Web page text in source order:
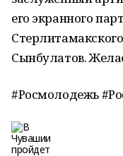
его экранного
Сынбулатов.
#Росмолодежь